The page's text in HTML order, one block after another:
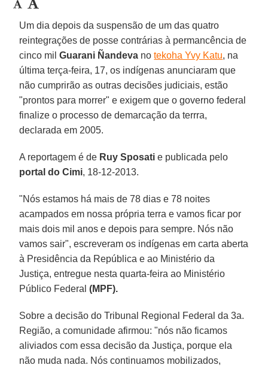
Um dia depois da suspensão de um das quatro
reintegrações de posse contrárias à permancência de
cinco milGuarani Ñandeva notekoha Yvy Katu, na
última terça-feira, 17, os indígenas anunciaram que
não cumprirão as outras decisões judiciais, estão
"prontos para morrer" e exigem que o governo federal
finalize o processo de demarcação da terrra,
declarada em 2005.
A reportagem é de Ruy Sposati e publicada pelo
portal do Cimi, 18-12-2013.
"Nós estamos há mais de 78 dias e 78 noites
acampados em nossa própria terra e vamos ficar por
mais dois mil anos e depois para sempre. Nós não
vamos sair", escreveram os indígenas em carta aberta
à Presidência da República e ao Ministério da
Justiça, entregue nesta quarta-feira ao Ministério
Público Federal(MPF).
Sobre a decisão do Tribunal Regional Federal da 3a.
Região, a comunidade afirmou: "nós não ficamos
aliviados com essa decisão da Justiça, porque ela
não muda nada. Nós continuamos mobilizados,